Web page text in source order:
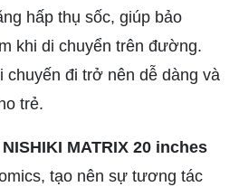
hấp thụ sốc, giúp bảo
khi di chuyển trên đường.
chuyến đi trở nên dễ dàng và
trẻ.
MATRIX 20 inches
tạo nên sự tương tác